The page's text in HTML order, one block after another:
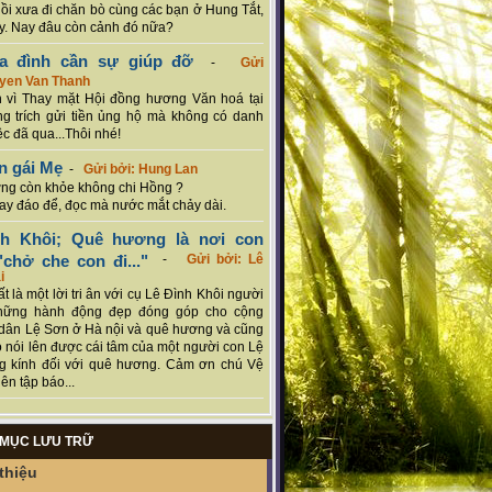
xưa đi chăn bò cùng các bạn ở Hung Tắt,
Nay đâu còn cảnh đó nữa?
đình cần sự giúp đỡ -Gửi
Van Thanh
vì Thay mặt Hội đồng hương Văn hoá tại
trích gửi tiền ủng hộ mà không có danh
đã qua...Thôi nhé!
gái Mẹ - Gửi bởi: Hung Lan
còn khỏe không chi Hồng ?
đáo để, đọc mà nước mắt chảy dài.
Khôi; Quê hương là nơi con
che con đi..." - Gửi bởi: Lê
là một lời tri ân với cụ Lê Đình Khôi người
hành động đẹp đóng góp cho cộng
Lệ Sơn ở Hà nội và quê hương và cũng
nói lên được cái tâm của một người con Lệ
kính đối với quê hương. Cảm ơn chú Vệ
tập báo...
LƯU TRỮ